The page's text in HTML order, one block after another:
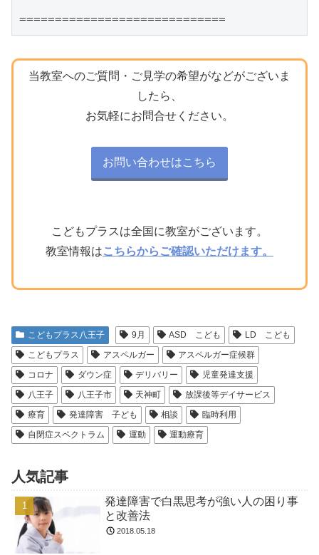
=============================
当教室へのご質問・ご見学の希望がなどがございま
したら、
お気軽にお問合せください。
お問い合わせはこちら
こどもプラスは全国に教室がございます。
教室情報はこちらからご確認いただけます。
こどもプラス八王子 9月 ASD こども
LD こども
こどもプラス
アスペルガー
アスペルガー症候群
コロナ
ダウン症 デリバリー
児童発達支援
八王子
八王子市 天神町
放課後等デイサービス
療育
発達障害 子ども 相談
臨時利用
自閉症スペクトラム
運動 運動療育
人気記事
発達障害で白黒思考が強い人の困り事
と改善法
2018.05.18